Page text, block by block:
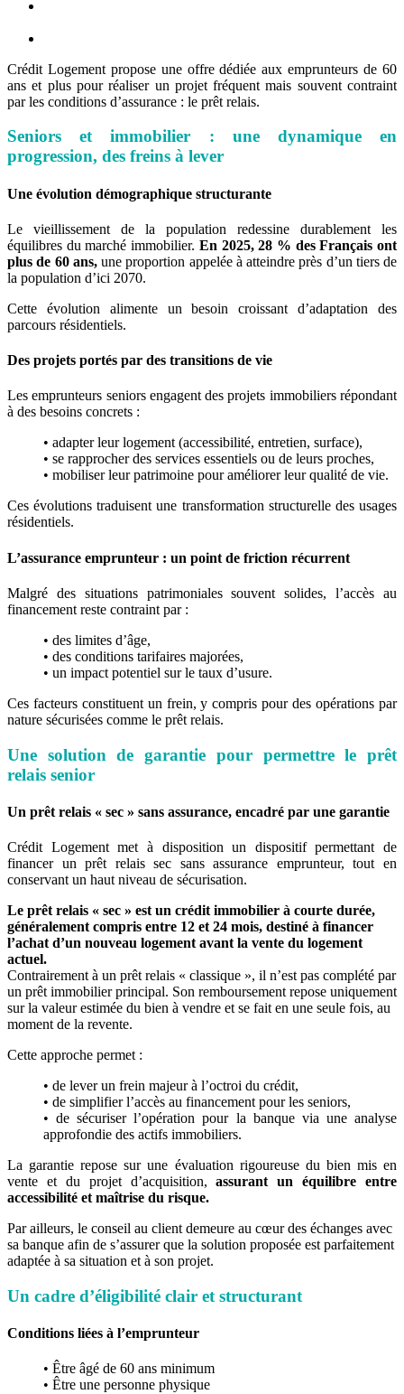
Crédit Logement propose une offre dédiée aux emprunteurs de 60
ans et plus pour réaliser un projet fréquent mais souvent contraint
par les conditions d’assurance : le prêt relais.
Seniors et immobilier : une dynamique en
progression, des freins à lever
Une évolution démographique structurante
Le vieillissement de la population redessine durablement les
équilibres du marché immobilier. En 2025, 28 % des Français ont
plus de 60 ans,une proportion appelée à atteindre près d’un tiers de
la population d’ici 2070.
Cette évolution alimente un besoin croissant d’adaptation des
parcours résidentiels.
Des projets portés par des transitions de vie
Les emprunteurs seniors engagent des projets immobiliers répondant
à des besoins concrets :
• adapter leur logement (accessibilité, entretien, surface),
• se rapprocher des services essentiels ou de leurs proches,
• mobiliser leur patrimoine pour améliorer leur qualité de vie.
Ces évolutions traduisent une transformation structurelle des usages
résidentiels.
L’assurance emprunteur : un point de friction récurrent
Malgré des situations patrimoniales souvent solides, l’accès au
financement reste contraint par :
• des limites d’âge,
• des conditions tarifaires majorées,
• un impact potentiel sur le taux d’usure.
Ces facteurs constituent un frein, y compris pour des opérations par
nature sécurisées comme le prêt relais.
Une solution de garantie pour permettre le prêt
relais senior
Un prêt relais « sec » sans assurance, encadré par une garantie
Crédit Logement met à disposition un dispositif permettant de
financer un prêt relais sec sans assurance emprunteur, tout en
conservant un haut niveau de sécurisation.
Le prêt relais « sec » est un crédit immobilier à courte durée,
généralement compris entre 12 et 24 mois, destiné à financer
l’achat d’un nouveau logement avant la vente du logement
actuel.
Contrairement à un prêt relais « classique », il n’est pas complété par
un prêt immobilier principal. Son remboursement repose uniquement
sur la valeur estimée du bien à vendre et se fait en une seule fois, au
moment de la revente.
Cette approche permet :
• de lever un frein majeur à l’octroi du crédit,
• de simplifier l’accès au financement pour les seniors,
• de sécuriser l’opération pour la banque via une analyse
approfondie des actifs immobiliers.
La garantie repose sur une évaluation rigoureuse du bien mis en
vente et du projet d’acquisition,assurant un équilibre entre
accessibilité et maîtrise du risque.
Par ailleurs, le conseil au client demeure au cœur des échanges avec
sa banque afin de s’assurer que la solution proposée est parfaitement
adaptée à sa situation et à son projet.
Un cadre d’éligibilité clair et structurant
Conditions liées à l’emprunteur
• Être âgé de 60 ans minimum
• Être une personne physique